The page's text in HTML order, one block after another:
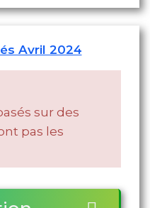
Avril 2024
sur des
pas les